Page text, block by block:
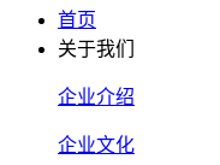
首页
关于我们
企业介绍
企业文化